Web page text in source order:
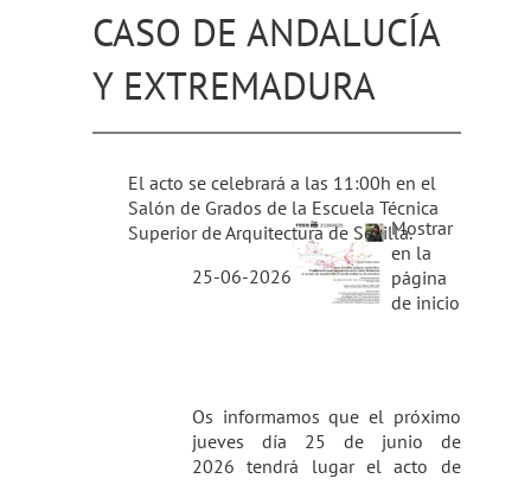
CASO DE ANDALUCÍA
Y EXTREMADURA
El acto se celebrará a las 11:00h en el
Salón de Grados de la Escuela Técnica
Superior de Arquitectura de Sevilla.
25-06-2026
Os informamos que el próximo
jueves día 25 de junio de
2026 tendrá lugar el acto de
Mostrar
en la
página
de inicio